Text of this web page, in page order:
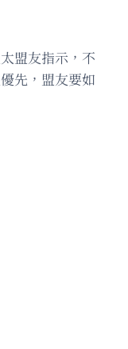
盟友指示，不
先，盟友要如